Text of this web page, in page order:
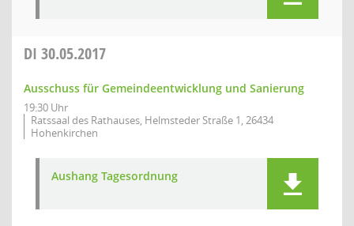
DI 30.05.2017
Ausschuss für Gemeindeentwicklung und Sanierung
19:30 Uhr
Ratssaal des Rathauses, Helmsteder Straße 1, 26434
Hohenkirchen
Aushang Tagesordnung